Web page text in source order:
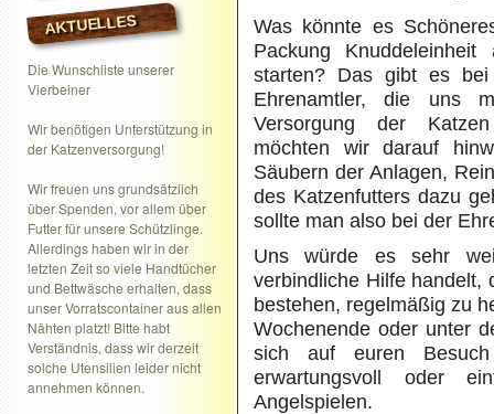
AKTUELLES
Die Wunschliste unserer
Vierbeiner
Wir benötigen Unterstützung in
der Katzenversorgung!
Wir freuen uns grundsätzlich
über Spenden, vor allem über
Futter für unsere Schützlinge.
Allerdings haben wir in der
letzten Zeit so viele Handtücher
und Bettwäsche erhalten, dass
unser Vorratscontainer aus allen
Nähten platzt! Bitte habt
Verständnis, dass wir derzeit
solche Utensilien leider nicht
annehmen können.
Was könnte es
Packung
starten? Das gibt es
Ehrenamtler, die uns
Versorgung der Katzen
möchten wir darauf
Säubern der Anlagen,
des Katzenfutters dazu
sollte man also bei der
Uns würde es sehr
verbindliche Hilfe handelt,
bestehen, regelmäßig zu
Wochenende oder unter
sich auf euren
erwartungsvoll oder
Angelspielen.